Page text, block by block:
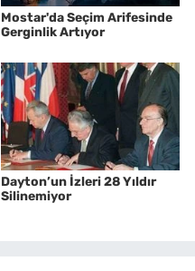
Mostar'da Seçim Arifesinde
Gerginlik Artıyor
Dayton’un İzleri 28 Yıldır
Silinemiyor